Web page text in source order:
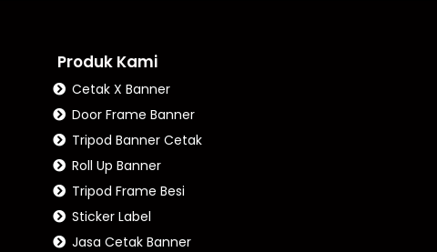
Produk Kami
Cetak X Banner
Door Frame Banner
Tripod Banner Cetak
Roll Up Banner
Tripod Frame Besi
Sticker Label
Jasa Cetak Banner